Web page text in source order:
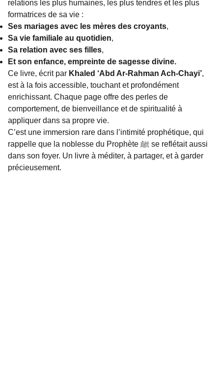
relations les plus humaines, les plus tendres et les plus
formatrices de sa vie :
Ses mariages avec les mères des croyants,
Sa vie familiale au quotidien,
Sa relation avec ses filles,
Et son enfance, empreinte de sagesse divine.
Ce livre, écrit par Khaled ‘Abd Ar-Rahman Ach-Chayi’,
est à la fois accessible, touchant et profondément
enrichissant. Chaque page offre des perles de
comportement, de bienveillance et de spiritualité à
appliquer dans sa propre vie.
C’est une immersion rare dans l’intimité prophétique, qui
rappelle que la noblesse du Prophète ﷺ se reflétait aussi
dans son foyer. Un livre à méditer, à partager, et à garder
précieusement.